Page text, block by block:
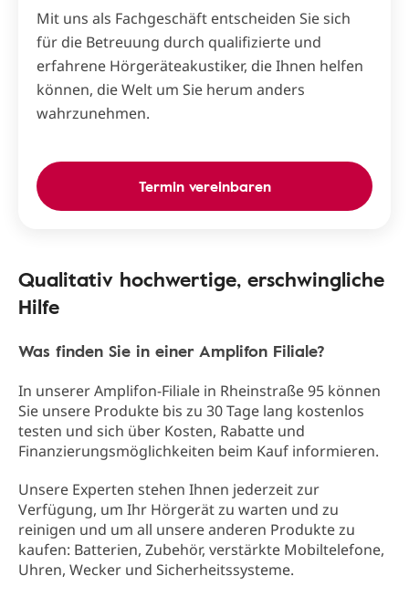
Mit uns als Fachgeschäft entscheiden Sie sich
für die Betreuung durch qualifizierte und
erfahrene Hörgeräteakustiker, die Ihnen helfen
können, die Welt um Sie herum anders
wahrzunehmen.
Termin vereinbaren
Qualitativ hochwertige, erschwingliche
Hilfe
Was finden Sie in einer Amplifon Filiale?
In unserer Amplifon-Filiale in Rheinstraße 95 können
Sie unsere Produkte bis zu 30 Tage lang kostenlos
testen und sich über Kosten, Rabatte und
Finanzierungsmöglichkeiten beim Kauf informieren.
Unsere Experten stehen Ihnen jederzeit zur
Verfügung, um Ihr Hörgerät zu warten und zu
reinigen und um all unsere anderen Produkte zu
kaufen: Batterien, Zubehör, verstärkte Mobiltelefone,
Uhren, Wecker und Sicherheitssysteme.